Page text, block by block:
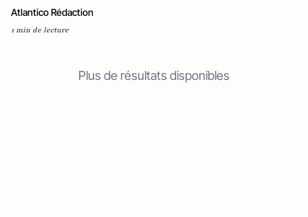
Atlantico Rédaction
1 min de lecture
Plus de résultats disponibles